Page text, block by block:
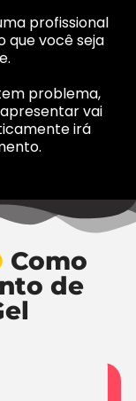
profissional
que você seja
problema,
vai
irá
Como
de